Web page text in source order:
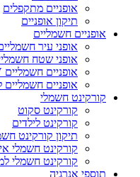
אופניים מתקפלים
תיקון אופניים
אופניים חשמליים
אופני עיר
אופני שטח
אופניים חשמליים 48V
אופניים חשמליים
קורקינט חשמלי
קורקינט סקוט
קורקינט לילדים
תיקון קורקינט
קורקינט חשמלי
קורקינט חשמלי
תוספי אנרגיה